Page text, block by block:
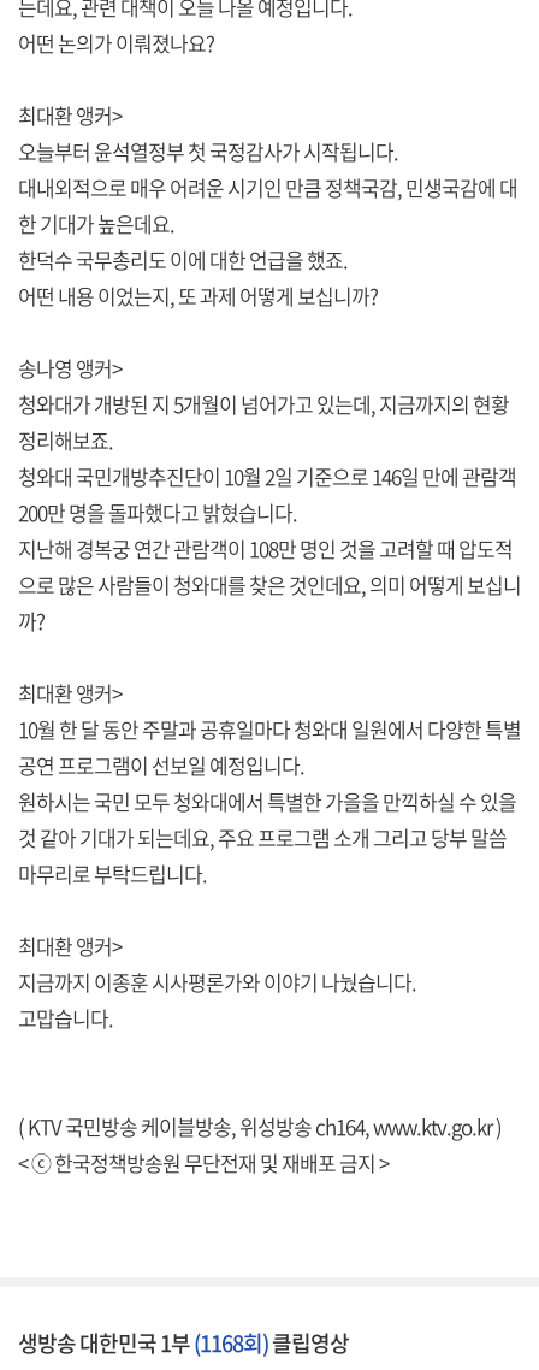
는데요, 관련 대책이 오늘 나올 예정입니다.
어떤 논의가 이뤄졌나요?
최대환 앵커>
오늘부터 윤석열정부 첫 국정감사가 시작됩니다.
대내외적으로 매우 어려운 시기인 만큼 정책국감, 민생국감에 대
한 기대가 높은데요.
한덕수 국무총리도 이에 대한 언급을 했죠.
어떤 내용 이었는지, 또 과제 어떻게 보십니까?
송나영 앵커>
청와대가 개방된 지 5개월이 넘어가고 있는데, 지금까지의 현황
정리해보죠.
청와대 국민개방추진단이 10월 2일 기준으로 146일 만에 관람객
200만 명을 돌파했다고 밝혔습니다.
지난해 경복궁 연간 관람객이 108만 명인 것을 고려할 때 압도적
으로 많은 사람들이 청와대를 찾은 것인데요, 의미 어떻게 보십니
까?
최대환 앵커>
10월 한 달 동안 주말과 공휴일마다 청와대 일원에서 다양한 특별
공연 프로그램이 선보일 예정입니다.
원하시는 국민 모두 청와대에서 특별한 가을을 만끽하실 수 있을
것 같아 기대가 되는데요, 주요 프로그램 소개 그리고 당부 말씀
마무리로 부탁드립니다.
최대환 앵커>
지금까지 이종훈 시사평론가와 이야기 나눴습니다.
고맙습니다.
( KTV 국민방송 케이블방송, 위성방송 ch164,www.ktv.go.kr)
< ⓒ 한국정책방송원 무단전재 및 재배포 금지 >
생방송 대한민국 1부(1168회)클립영상